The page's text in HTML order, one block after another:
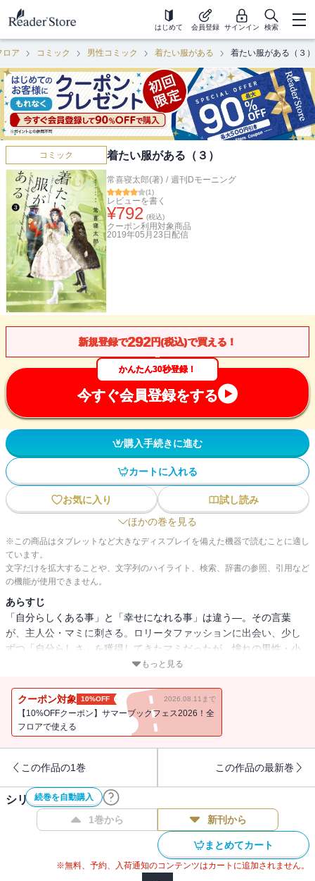
はじめて 会員登録 サインイン 検索
ロア コミック 男性コミック 着たい服がある 着たい服がある（３）
コミック 着たい服がある（３）
常喜寝太郎(著) / 週刊Dモーニング
(1)
レビューを書く
¥792 (税込)
クーポン利用対象商品
2019年05月23日 配信
新規登録で292円(税込)で買える！
かんたん30秒登録！
今すぐ会員登録をする
購入手続きに進む
カートに入れる
お気に入り
試し読み
ほかの巻を見る
※この商品はタブレットなど大きなディスプレイを備えた機器で読むことに適し
ています。
文字だけを拡大することや、文字列のハイライト、検索、辞書の参照、引用など
の機能が使用できません。
あらすじ
「自分らしくある事」と「幸せになれる事」は違う―。その言葉
が、主人公・マミに刺さる。ロリータファッションに出会い、少し
ずつ「自分らしさ」を獲得してきたマミだったが、憧れの男性・小
澤は仕事にしか興味がなく、マミの「自分らしさ」は彼に響かな
較して、自分の個性は「誰にでも替えがきくツマラナイもの」とい
う劣等感すら持ってしまい…。
もっと見る
クーポン対象 10%OFF 2026.08.11まで
【10%OFFクーポン】サマーブックフェス2026！全
フロアで使える
この作品の1巻 この作品の最新巻
続巻を自動購入
シリーズ作品(5件)
1巻から 新刊から
まとめてカート
※無料、予約、入荷通知のコンテンツはカートに追加されません。